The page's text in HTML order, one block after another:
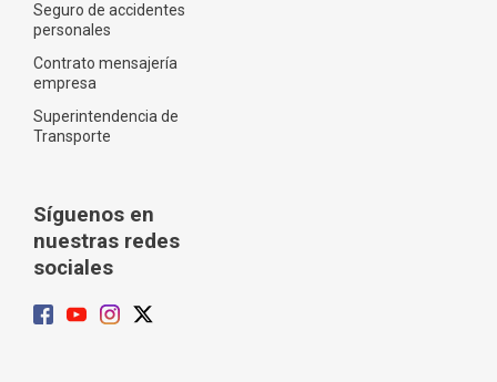
Seguro de accidentes
personales
Contrato mensajería
empresa
Superintendencia de
Transporte
Síguenos en
nuestras redes
sociales